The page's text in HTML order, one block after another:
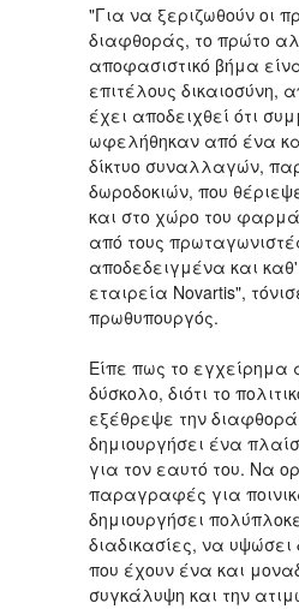
"Για να ξεριζωθούν οι
διαφθοράς, το πρώτο
αποφασιστικό βήμα
επιτέλους δικαιοσύνη,
έχει αποδειχθεί ότι
ωφελήθηκαν από ένα
δίκτυο συναλλαγών,
δωροδοκιών, που
και στο χώρο του
από τους
αποδεδειγμένα και
εταιρεία Novartis",
πρωθυπουργός.
Είπε πως το εγχείρημα
δύσκολο, διότι το
εξέθρεψε την
δημιουργήσει ένα
για τον εαυτό του. Να
παραγραφές για
δημιουργήσει
διαδικασίες, να υψώσει
που έχουν ένα και
συγκάλυψη και την